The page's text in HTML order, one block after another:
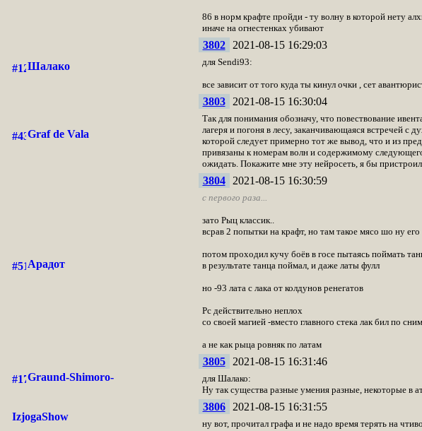
86 в норм крафте пройди - ту волну в которой нету
иначе на огнестенках убивают
Шалако
3802 2021-08-15 16:29:03
для Sendi93:
все зависит от того куда ты кинул очки , сет
Graf de Vala
3803 2021-08-15 16:30:04
Так для понимания обозначу, что повествование
лагеря и погоня в лесу, заканчивающаяся встречей с
которой следует примерно тот же вывод, что и из
привязаны к номерам волн и содержимому
ожидать. Покажите мне эту нейросеть, я бы
Арадот
3804 2021-08-15 16:30:59
с первого раза...
зато Рыц классик..
всрав 2 попытки на крафт, но там такое мясо шо ну его
потом проходил кучу боёв в госе пытаясь поймать
в результате танца поймал, и даже латы фулл
но -93 лата с лака от колдунов ренегатов
Рс действительно неплох
со своей магией -вместо главного стека лак бил по
а не как рыца ровняк по латам
Graund-Shimoro-
3805 2021-08-15 16:31:46
для Шалако:
Ну так существа разные умения разные, некоторые в
IzjogaShow
3806 2021-08-15 16:31:55
ну вот, прочитал графа и не надо время терять на